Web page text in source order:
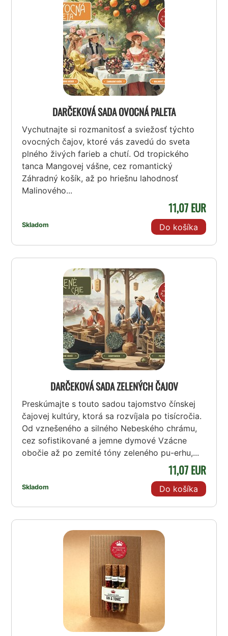
DARČEKOVÁ SADA OVOCNÁ PALETA
Vychutnajte si rozmanitosť a sviežosť týchto
ovocných čajov, ktoré vás zavedú do sveta
plného živých farieb a chutí. Od tropického
tanca Mangovej vášne, cez romantický
Záhradný košík, až po hriešnu lahodnosť
Malinového...
Skladom
11,07 EUR
Do košíka
DARČEKOVÁ SADA ZELENÝCH ČAJOV
Preskúmajte s touto sadou tajomstvo čínskej
čajovej kultúry, ktorá sa rozvíjala po tisícročia.
Od vznešeného a silného Nebeského chrámu,
cez sofistikované a jemne dymové Vzácne
obočie až po zemité tóny zeleného pu-erhu,...
Skladom
11,07 EUR
Do košíka